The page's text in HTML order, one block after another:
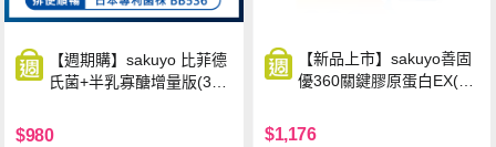
【週期購】sakuyo 比菲德
氏菌+半乳寡醣增量版(30
$980
【新品上市】sakuyo善固
優360關鍵膠原蛋白EX(30
$1,176